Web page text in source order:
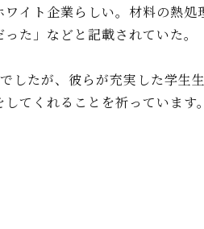
イト企業らしい。材料の熱
た」などと記載されていた。
したが、彼らが充実した学生
てくれることを祈っています。